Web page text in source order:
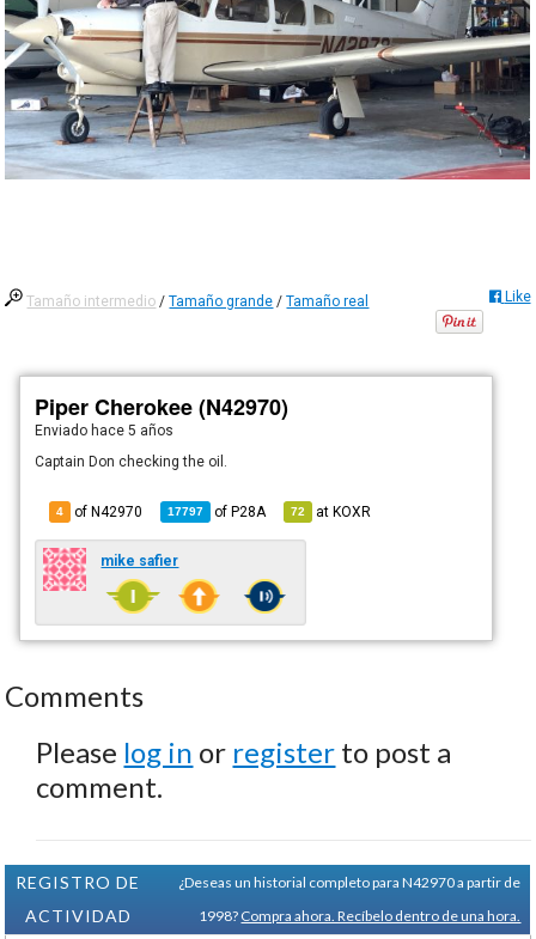
Tamaño intermedio /Tamaño grande /Tamaño real Like
Piper Cherokee (N42970)
Enviado hace 5 años
Captain Don checking the oil.
4 of N42970 17797 ofP28A 72 atKOXR
mike safier
Comments
Please log in or register to post a
comment.
REGISTRO DE
ACTIVIDAD
¿Deseas un historial completo para N42970 a partir de
1998? Compra ahora. Recíbelo dentro de una hora.